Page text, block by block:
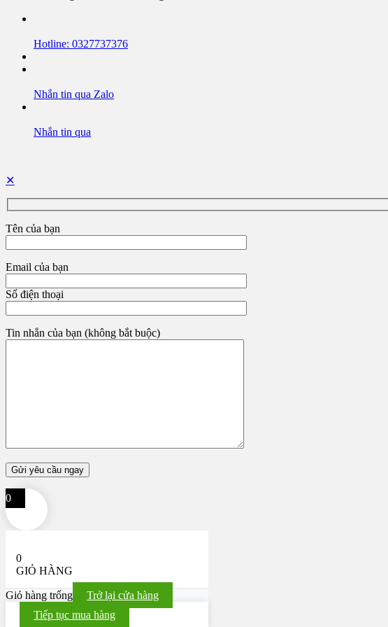
Hotline: 0327737376
Nhắn tin qua Zalo
Nhắn tin qua
✕
Tên của bạn
Email của bạn
Số điện thoại
Tin nhắn của bạn (không bắt buộc)
0
0
GIỎ HÀNG
Giỏ hàng trống
Trở lại cửa hàng
Tiếp tục mua hàng